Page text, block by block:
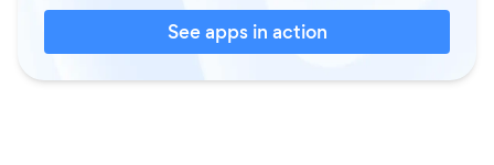
See apps in action